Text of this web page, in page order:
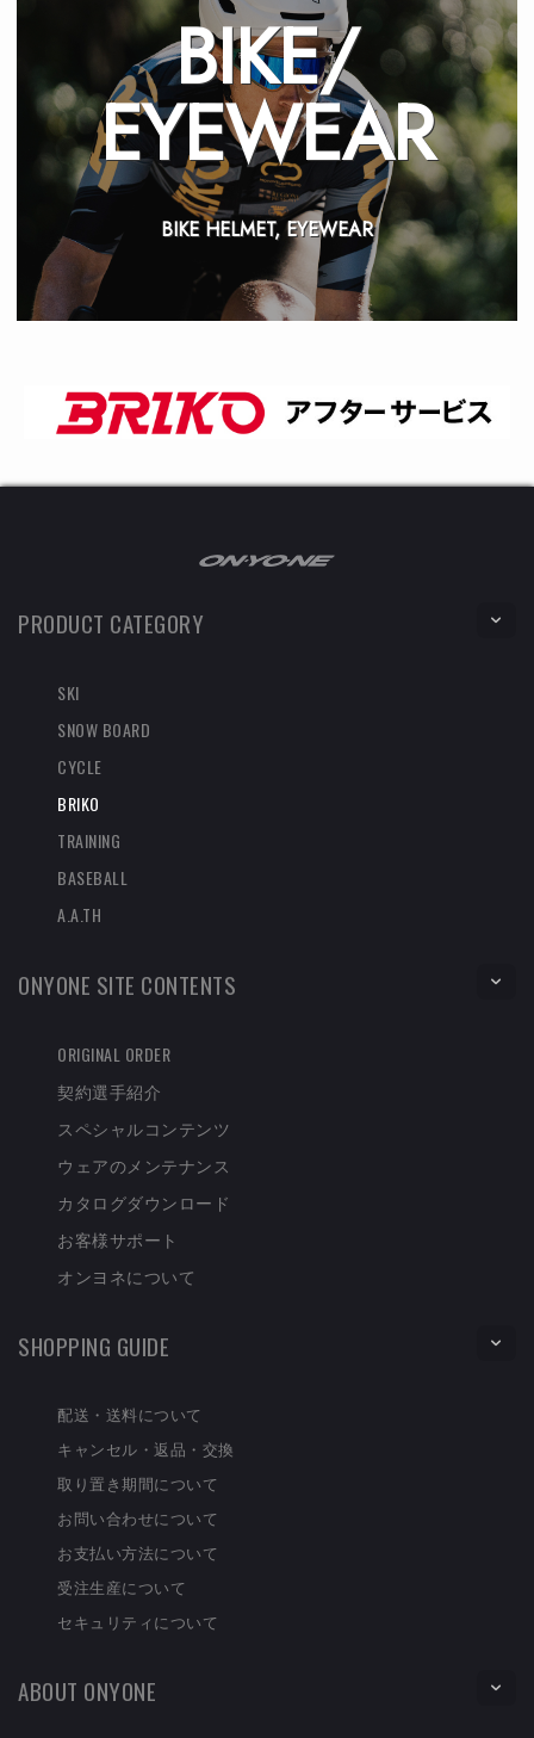
BIKE/
EYEWEAR
BIKE HELMET, EYEWEAR
PRODUCT CATEGORY
SKI
SNOW BOARD
CYCLE
BRIKO
TRAINING
BASEBALL
A.A.TH
ONYONE SITE CONTENTS
ORIGINAL ORDER
契約選手紹介
スペシャルコンテンツ
ウェアのメンテナンス
カタログダウンロード
お客様サポート
オンヨネについて
SHOPPING GUIDE
配送・送料について
キャンセル・返品・交換
取り置き期間について
お問い合わせについて
お支払い方法について
受注生産について
セキュリティについて
ABOUT ONYONE